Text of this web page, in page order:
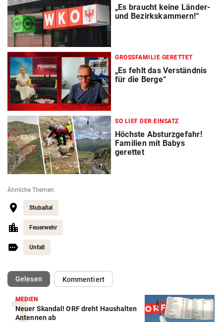
„Es braucht keine Länder-
und Bezirkskammern!“
GROSSFAMILIE GERETTET
„Es fehlt das Verständnis
für die Berge“
SO LIEF DER EINSATZ
Höchste Absturzgefahr!
Familien mit Babys
gerettet
Ähnliche Themen
Stubaital
Feuerwehr
Unfall
Gelesen(ausgewählt)Kommentiert
MEDIEN
Neuer Skandal! ORF dreht Haushalten
Antennen ab